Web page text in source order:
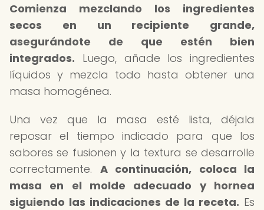
Comienza mezclando los ingredientes
secos en un recipiente grande,
asegurándote de que estén bien
integrados. Luego, añade los ingredientes
líquidos y mezcla todo hasta obtener una
masa homogénea.
Una vez que la masa esté lista, déjala
reposar el tiempo indicado para que los
sabores se fusionen y la textura se desarrolle
correctamente. A continuación, coloca la
masa en el molde adecuado y hornea
siguiendo las indicaciones de la receta. Es